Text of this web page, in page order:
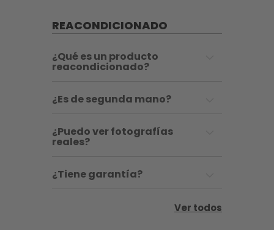
REACONDICIONADO
¿Qué es un producto
reacondicionado?
¿Es de segunda mano?
¿Puedo ver fotografías
reales?
¿Tiene garantía?
Ver todos